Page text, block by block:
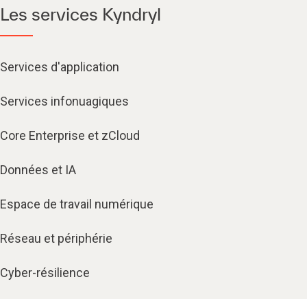
Les services Kyndryl
Services d'application
Services infonuagiques​
Core Enterprise et zCloud
Données et IA
Espace de travail numérique
Réseau et périphérie
Cyber-résilience